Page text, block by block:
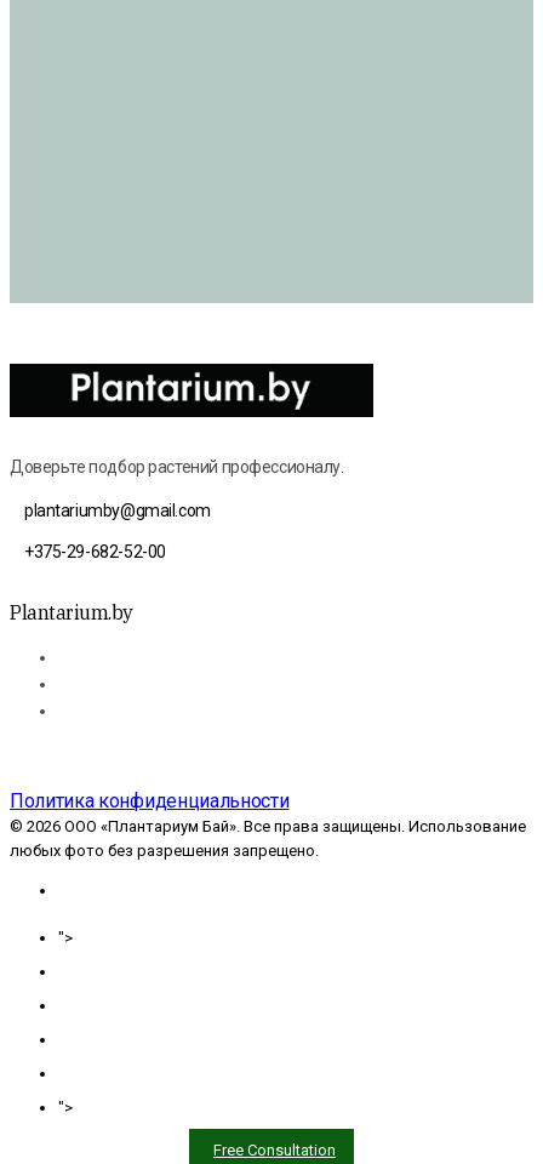
Доверьте подбор растений профессионалу.
plantariumby@gmail.com
+375-29-682-52-00
Plantarium.by
Политика конфиденциальности
© 2026 ООО «Плантариум Бай». Все права защищены. Использование
любых фото без разрешения запрещено.
">
">
Free Consultation